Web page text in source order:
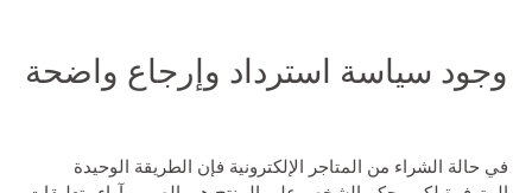
وجود سياسة استرداد وإرجاع واضحة
في حالة الشراء من المتاجر الإلكترونية فإن الطريقة الوحيدة